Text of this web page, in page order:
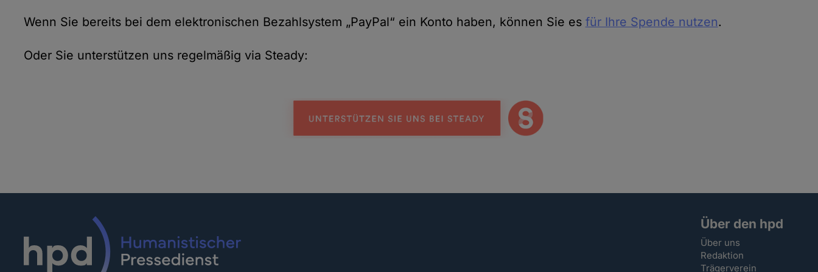
Wenn Sie bereits bei dem elektronischen Bezahlsystem „PayPal“ ein Konto haben, können Sie es für Ihre Spende nutzen.
Oder Sie unterstützen uns regelmäßig via Steady:
Über den hpd
Über uns
Redaktion
Trägerverein